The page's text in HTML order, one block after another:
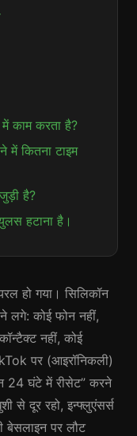
काम करता है?
में कितना टाइम
है?
हटाना है।
हो गया। सिलिकॉन
लगे: कोई फोन नहीं,
नहीं, कोई
पर (आइरॉनिकली)
24 घंटे में रीसेट” करने
से दूर रहो, इन्फ्लुएंसर्स
बेसलाइन पर लौट